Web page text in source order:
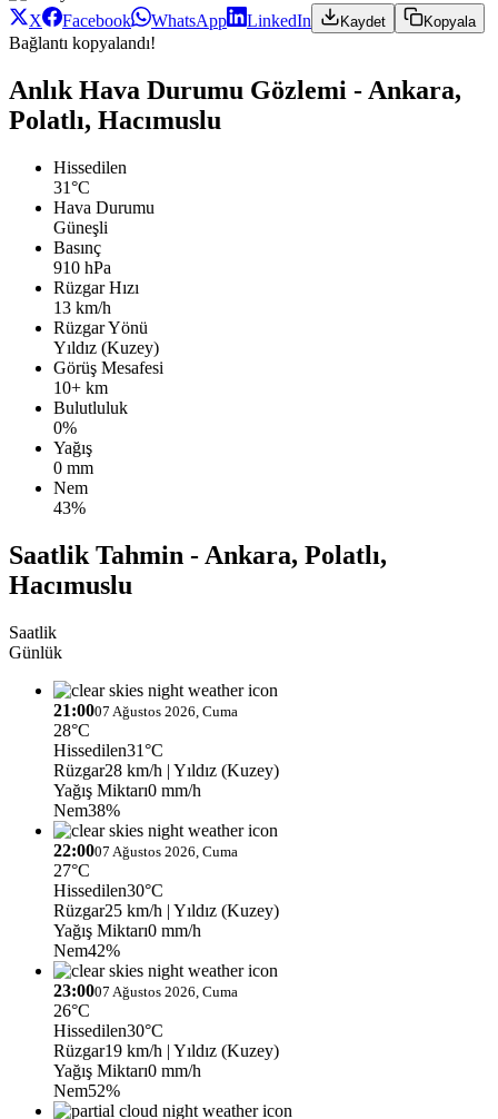
X Facebook WhatsApp LinkedIn Kaydet Kopyala
Bağlantı kopyalandı!
Anlık Hava Durumu Gözlemi - Ankara,
Polatlı, Hacımuslu
Hissedilen
31°C
Hava Durumu
Güneşli
Basınç
910 hPa
Rüzgar Hızı
13 km/h
Rüzgar Yönü
Yıldız (Kuzey)
Görüş Mesafesi
10+ km
Bulutluluk
0%
Yağış
0 mm
Nem
43%
Saatlik Tahmin - Ankara, Polatlı,
Hacımuslu
Saatlik
Günlük
21:0007 Ağustos 2026, Cuma
28°C
Hissedilen31°C
Rüzgar28 km/h | Yıldız (Kuzey)
Yağış Miktarı0 mm/h
Nem38%
22:0007 Ağustos 2026, Cuma
27°C
Hissedilen30°C
Rüzgar25 km/h | Yıldız (Kuzey)
Yağış Miktarı0 mm/h
Nem42%
23:0007 Ağustos 2026, Cuma
26°C
Hissedilen30°C
Rüzgar19 km/h | Yıldız (Kuzey)
Yağış Miktarı0 mm/h
Nem52%